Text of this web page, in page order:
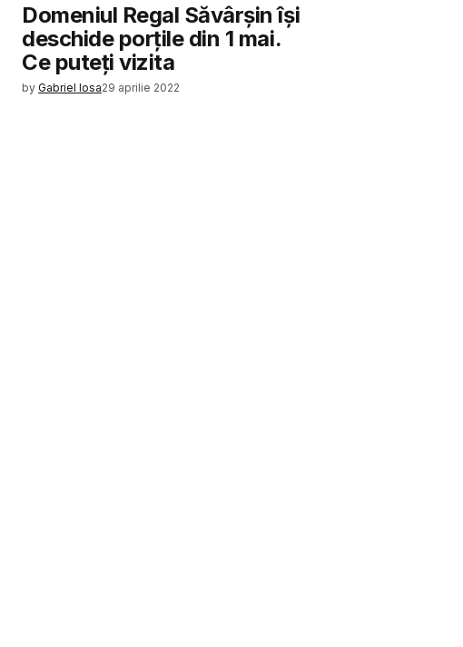
Domeniul Regal Săvârșin își
deschide porțile din 1 mai.
Ce puteți vizita
by Gabriel Iosa29 aprilie 2022